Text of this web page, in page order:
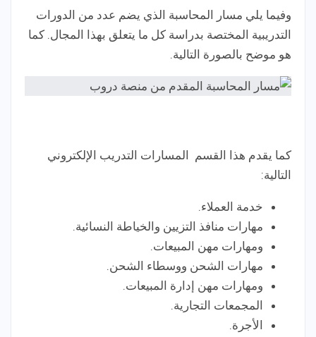
وفيما يلي مسار المحاسبة الذي يضم عدد من الدورات
التدريبية المختصة بدراسة كل ما يتعلق بهذا المجال. كما
هو موضح بالصورة التالية.
كما يقدم هذا القسم المسارات التدريب الإلكتروني
التالية:
خدمة العملاء.
مهارات منافذ التزيين والخياطة النسائية.
ومهارات مهن المبيعات.
مهارات الشحن ووسطاء الشحن.
ومهارات مهن إدارة المبيعات.
المجمعات التجارية.
الأجرة.